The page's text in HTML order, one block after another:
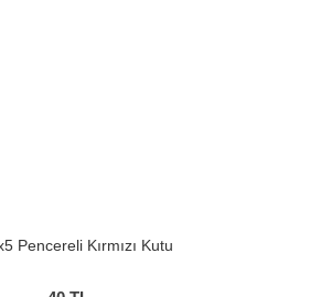
Pencereli Kırmızı Kutu